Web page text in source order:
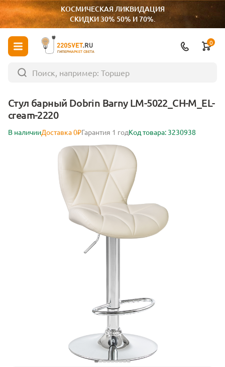
КОСМИЧЕСКАЯ ЛИКВИДАЦИЯ
СКИДКИ 30% 50% И 70%.
ГИПЕРМАРКЕТ СВЕТА
0
Стул барный Dobrin Barny LM-5022_CH-M_EL-
cream-2220
В наличииДоставка 0₽Гарантия 1 годКод товара: 3230938